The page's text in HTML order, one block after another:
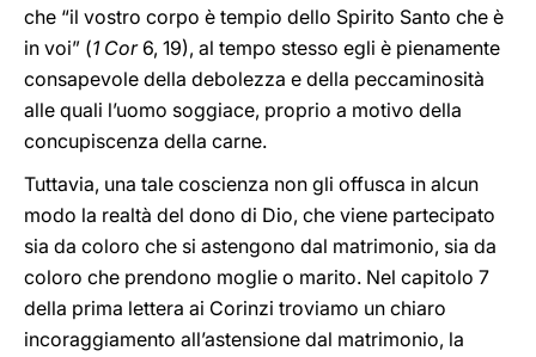
che “il vostro corpo è tempio dello Spirito Santo che è
in voi” (1 Cor6, 19), al tempo stesso egli è pienamente
consapevole della debolezza e della peccaminosità
alle quali l’uomo soggiace, proprio a motivo della
concupiscenza della carne.
Tuttavia, una tale coscienza non gli offusca in alcun
modo la realtà del dono di Dio, che viene partecipato
sia da coloro che si astengono dal matrimonio, sia da
coloro che prendono moglie o marito. Nel capitolo 7
della prima lettera ai Corinzi troviamo un chiaro
incoraggiamento all’astensione dal matrimonio, la